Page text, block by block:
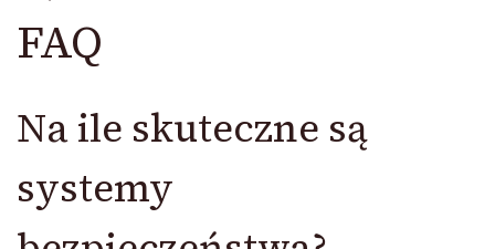
FAQ
Na ile skuteczne są
systemy